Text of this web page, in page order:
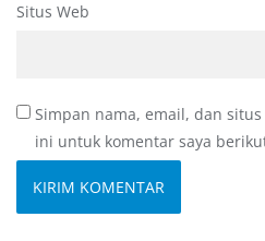
Situs Web
Simpan nama, email, dan
ini untuk komentar saya